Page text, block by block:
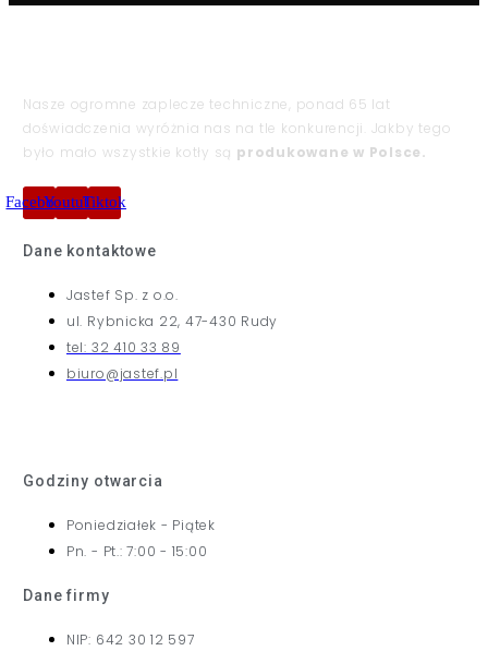
Nasze ogromne zaplecze techniczne, ponad 65 lat
doświadczenia wyróżnia nas na tle konkurencji. Jakby tego
było mało wszystkie kotły są produkowane w Polsce.
FacebookYoutubeTiktok
Dane kontaktowe
Jastef Sp. z o.o.
ul. Rybnicka 22, 47-430 Rudy
tel: 32 410 33 89
biuro@jastef.pl
Godziny otwarcia
Poniedziałek - Piątek
Pn. - Pt.: 7:00 - 15:00
Dane firmy
NIP: 642 30 12 597